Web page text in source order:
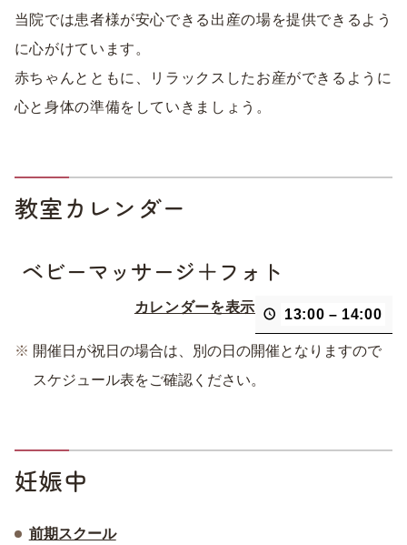
当院では患者様が安心できる出産の場を提供できるよう
に心がけています。
赤ちゃんとともに、リラックスしたお産ができるように
心と身体の準備をしていきましょう。
教室カレンダー
ベビーマッサージ＋フォト
13:00 – 14:00
カレンダーを表示
開催日が祝日の場合は、別の日の開催となりますので
スケジュール表をご確認ください。
妊娠中
前期スクール